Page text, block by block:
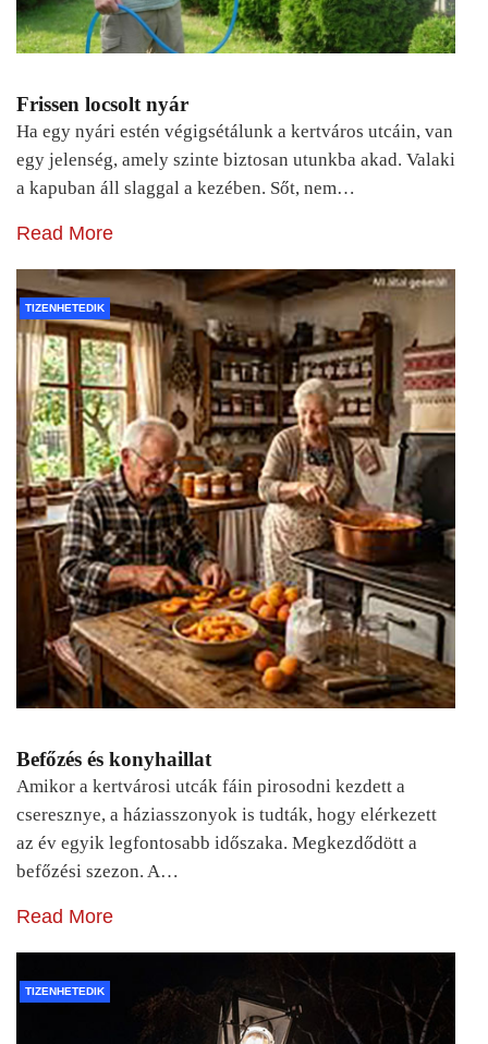
Frissen locsolt nyár
Ha egy nyári estén végigsétálunk a kertváros utcáin, van
egy jelenség, amely szinte biztosan utunkba akad. Valaki
a kapuban áll slaggal a kezében. Sőt, nem…
Read More
TIZENHETEDIK
Befőzés és konyhaillat
Amikor a kertvárosi utcák fáin pirosodni kezdett a
cseresznye, a háziasszonyok is tudták, hogy elérkezett
az év egyik legfontosabb időszaka. Megkezdődött a
befőzési szezon. A…
Read More
TIZENHETEDIK